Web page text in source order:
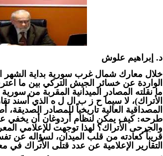
د. إبراهيم علوش
خلال معارك شمال غرب سورية بداية الشهر
ما نقلته المصادر الميدانية المقربة من
الأتراك)، لا سيما ح ز ب ال ل ه الذي أسند
المصداقية العالية تاريخياً للمصادر
طرحه: كيف يمكن لنظام أردوغان أن يخفي
والجرحى الأتراك؟ لهذا توجهت للإعلامي
قريباً كعادته من قلب الميدان، لسؤاله عن
التقارير الإعلامية عن عدد قتلى الأتراك